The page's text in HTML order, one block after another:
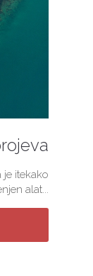
je itekako
alat...